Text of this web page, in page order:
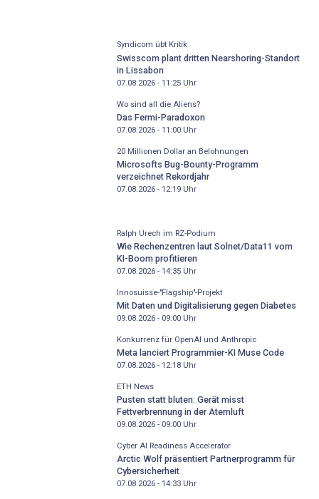
Syndicom übt Kritik
Swisscom plant dritten Nearshoring-Standort
in Lissabon
07.08.2026 - 11:25Uhr
Wo sind all die Aliens?
Das Fermi-Paradoxon
07.08.2026 - 11:00Uhr
20 Millionen Dollar an Belohnungen
Microsofts Bug-Bounty-Programm
verzeichnet Rekordjahr
07.08.2026 - 12:19Uhr
Ralph Urech im RZ-Podium
Wie Rechenzentren laut Solnet/Data11 vom
KI-Boom profitieren
07.08.2026 - 14:35Uhr
Innosuisse-"Flagship"-Projekt
Mit Daten und Digitalisierung gegen Diabetes
09.08.2026 - 09:00Uhr
Konkurrenz für OpenAI und Anthropic
Meta lanciert Programmier-KI Muse Code
07.08.2026 - 12:18Uhr
ETH News
Pusten statt bluten: Gerät misst
Fettverbrennung in der Atemluft
09.08.2026 - 09:00Uhr
Cyber AI Readiness Accelerator
Arctic Wolf präsentiert Partnerprogramm für
Cybersicherheit
07.08.2026 - 14:33Uhr